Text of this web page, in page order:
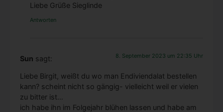
Lie­be Grü­ße Sieg­lin­de
Antworten
Sun sagt: 8. September 2023 um 22:35 Uhr
Lie­be Bir­git, weißt du wo man Endi­vi­end­a­lat bestel­len
kann? scheint nicht so gän­gig- viel­leicht weil er vie­len
zu bit­ter ist…
ich habe ihn im Fol­ge­jahr blü­hen las­sen und habe am
Balkon?
Melde Dich zum kostenlosen Online Bio-Balkon-
Kongress und zum Newsletter mit Praxistipps an –
und lade Dir direkt den Bio-Balkon-Ratgeber gratis
herunter. Auch perfekt für Terrasse und